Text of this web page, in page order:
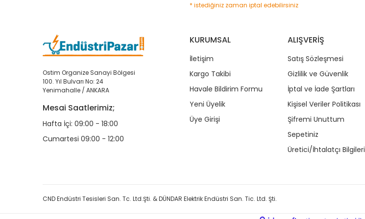
* istediğiniz zaman iptal edebilirsiniz
Ostim Organize Sanayi Bölgesi
100. Yıl Bulvarı No: 24
Yenimahalle / ANKARA
Mesai Saatlerimiz;
Hafta İçi: 09:00 - 18:00
Cumartesi 09:00 - 12:00
KURUMSAL
İletişim
Kargo Takibi
Havale Bildirim Formu
Yeni Üyelik
Üye Girişi
ALIŞVERİŞ
Satış Sözleşmesi
Gizlilik ve Güvenlik
İptal ve İade Şartları
Kişisel Veriler Politikası
Şifremi Unuttum
Sepetiniz
Üretici/İhtalatçı Bilgileri
CND Endüstri Tesisleri San. Tc. Ltd.Şti. & DÜNDAR Elektrik Endüstri San. Tic. Ltd. Şti.